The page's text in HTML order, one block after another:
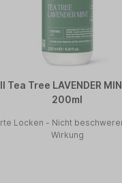
200ml
Locken - Nicht
Wirkung